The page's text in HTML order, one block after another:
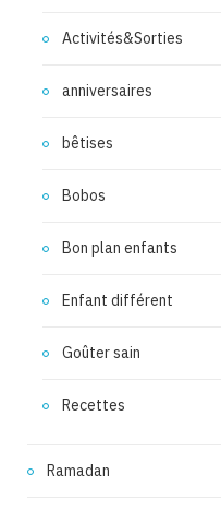
Activités&Sorties
anniversaires
bêtises
Bobos
Bon plan enfants
Enfant différent
Goûter sain
Recettes
Ramadan